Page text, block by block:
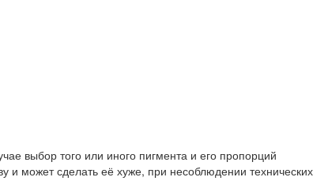
выбор того или иного пигмента и его пропорций
и может сделать её хуже, при несоблюдении технических